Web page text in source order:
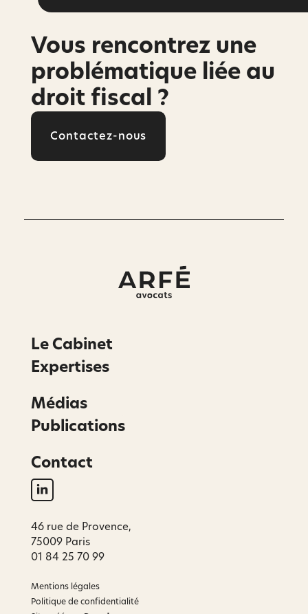
Vous rencontrez une
problématique liée au
droit fiscal ?
Contactez-nous
Le Cabinet
Expertises
Médias
Publications
Contact
46 rue de Provence,
75009 Paris
01 84 25 70 99
Mentions légales
Politique de confidentialité